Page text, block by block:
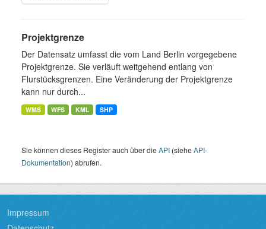
Projektgrenze
Der Datensatz umfasst die vom Land Berlin vorgegebene
Projektgrenze. Sie verläuft weitgehend entlang von
Flurstücksgrenzen. Eine Veränderung der Projektgrenze
kann nur durch...
WMS WFS KML SHP
Sie können dieses Register auch über dieAPI (sieheAPI-
Dokumentation) abrufen.
Impressum